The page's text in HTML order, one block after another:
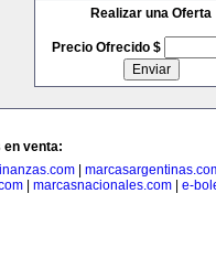
Realizar una Oferta
Precio Ofrecido $
en venta:
| marcasnacionales.com| e-